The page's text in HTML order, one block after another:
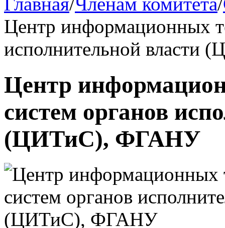
Центр информационных
исполнительной
Центр
систем органов
(ЦИТиС), ФГАНУ